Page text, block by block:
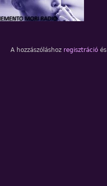
A hozzászóláshoz regisztráció és